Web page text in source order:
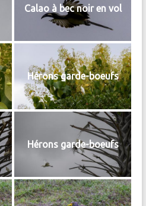
Calao à bec noir en vol
Hérons garde-boeufs
Hérons garde-boeufs